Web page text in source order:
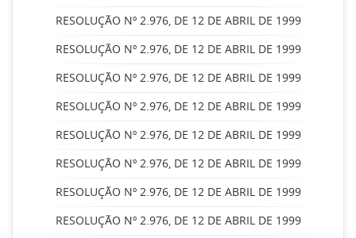
RESOLUÇÃO Nº 2.976, DE 12 DE ABRIL DE 1999
RESOLUÇÃO Nº 2.976, DE 12 DE ABRIL DE 1999
RESOLUÇÃO Nº 2.976, DE 12 DE ABRIL DE 1999
RESOLUÇÃO Nº 2.976, DE 12 DE ABRIL DE 1999
RESOLUÇÃO Nº 2.976, DE 12 DE ABRIL DE 1999
RESOLUÇÃO Nº 2.976, DE 12 DE ABRIL DE 1999
RESOLUÇÃO Nº 2.976, DE 12 DE ABRIL DE 1999
RESOLUÇÃO Nº 2.976, DE 12 DE ABRIL DE 1999